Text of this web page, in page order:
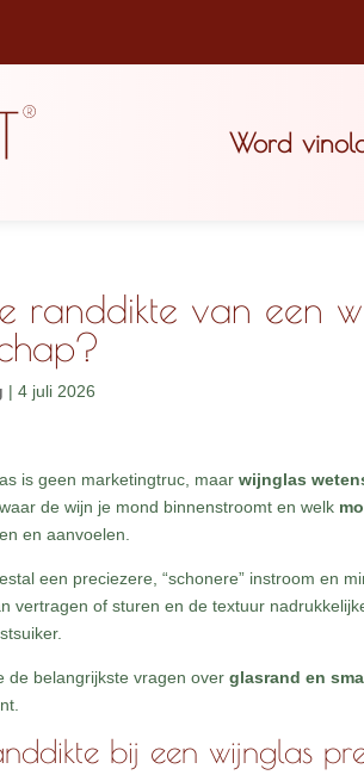
Word
randdikte van een
|4 juli 2026
is geen marketingtruc, maarwijnglas
de wijn je mond binnenstroomt en welk
en aanvoelen.
een preciezere, “schonere” instroom en
vertragen of sturen en de textuur
de belangrijkste vragen overglasrand en
bij een wijnglas